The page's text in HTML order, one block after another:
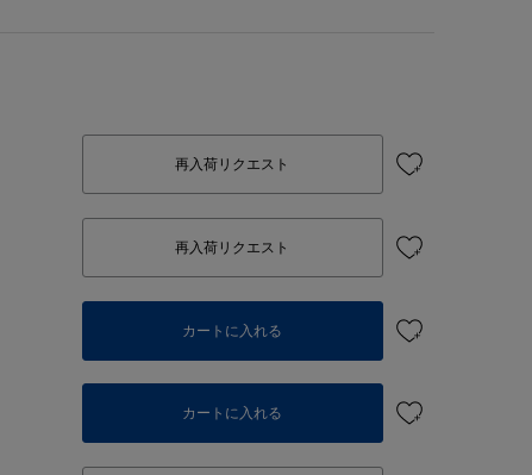
再入荷リクエスト
再入荷リクエスト
カートに入れる
カートに入れる